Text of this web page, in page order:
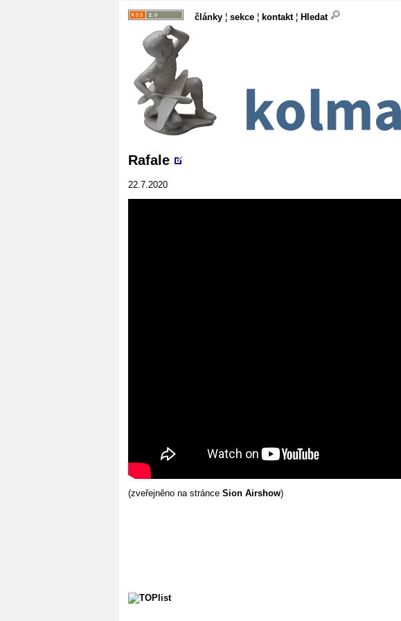
články ¦ sekce ¦ kontakt¦ Hledat
Rafale
22.7.2020
(zveřejněno na stránce Sion Airshow)